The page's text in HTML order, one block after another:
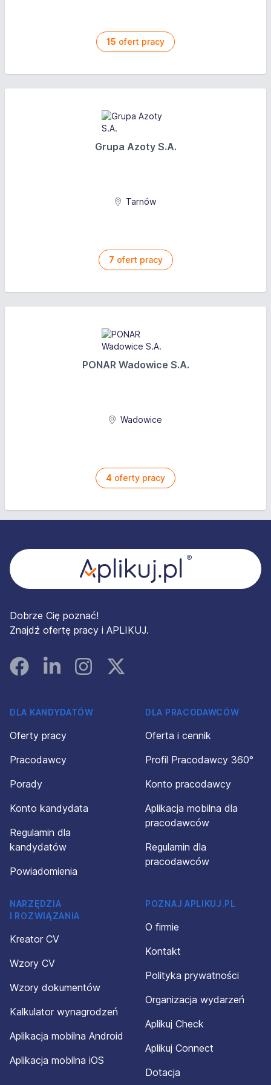
15 ofert pracy
Grupa Azoty S.A.
Tarnów
7 ofert pracy
PONAR Wadowice S.A.
Wadowice
4 oferty pracy
Dobrze Cię poznać!
Znajdź ofertę pracy i APLIKUJ.
FacebookLinked InInstagramInstagram
DLA KANDYDATÓW
Oferty pracy
Pracodawcy
Porady
Konto kandydata
Regulamin dla
kandydatów
Powiadomienia
DLA PRACODAWCÓW
Oferta i cennik
Profil Pracodawcy 360°
Konto pracodawcy
Aplikacja mobilna dla
pracodawców
Regulamin dla
pracodawców
NARZĘDZIA
I ROZWIĄZANIA
Kreator CV
Wzory CV
Wzory dokumentów
Kalkulator wynagrodzeń
Aplikacja mobilna Android
Aplikacja mobilna iOS
POZNAJ APLIKUJ.PL
O firmie
Kontakt
Polityka prywatności
Organizacja wydarzeń
Aplikuj Check
Aplikuj Connect
Dotacja